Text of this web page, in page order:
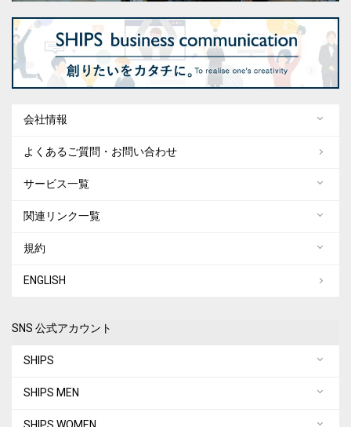
会社情報
よくあるご質問・お問い合わせ
サービス一覧
関連リンク一覧
規約
ENGLISH
SNS 公式アカウント
SHIPS
SHIPS MEN
SHIPS WOMEN